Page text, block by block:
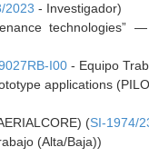
2023 - Investigador)
technologies” —
I00 - Equipo
applications
(SI-1974/
(Alta/Baja))